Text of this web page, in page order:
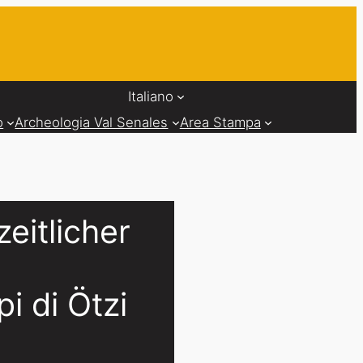
Italiano
Archeologia Val Senales Area Stampa
di Ötzi